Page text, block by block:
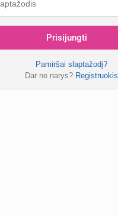
Prisijungti
Pamiršai slaptažodį?
Dar ne narys? Registruokis